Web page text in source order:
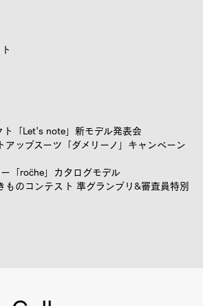
ト「Let's note」新モデル発表会
アップスーツ「ダメリーノ」キャンペーン
「röche」カタログモデル
ものコンテスト 準グランプリ&審査員特別